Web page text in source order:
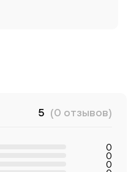
5 (0 отзывов)
0
0
0